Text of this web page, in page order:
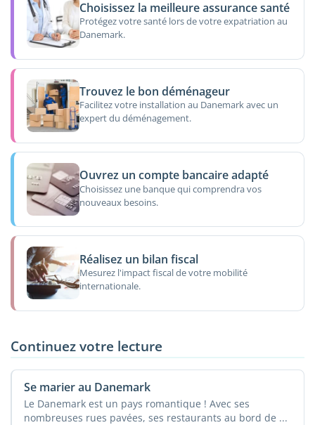
Choisissez la meilleure assurance santé
Protégez votre santé lors de votre expatriation au
Danemark.
Trouvez le bon déménageur
Facilitez votre installation au Danemark avec un
expert du déménagement.
Ouvrez un compte bancaire adapté
Choisissez une banque qui comprendra vos
nouveaux besoins.
Réalisez un bilan fiscal
Mesurez l'impact fiscal de votre mobilité
internationale.
Continuez votre lecture
Se marier au Danemark
Le Danemark est un pays romantique ! Avec ses
nombreuses rues pavées, ses restaurants au bord de ...